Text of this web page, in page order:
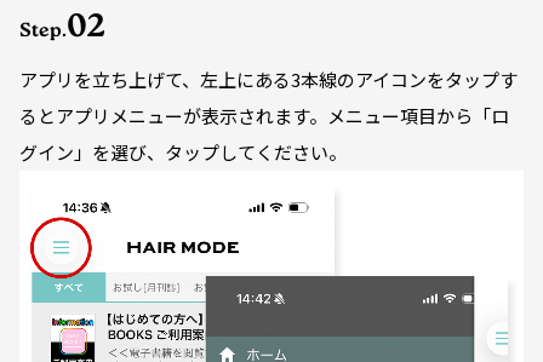
Step.02
アプリを立ち上げて、左上にある3本線のアイコンをタップす
るとアプリメニューが表示されます。メニュー項目から「ロ
グイン」を選び、タップしてください。